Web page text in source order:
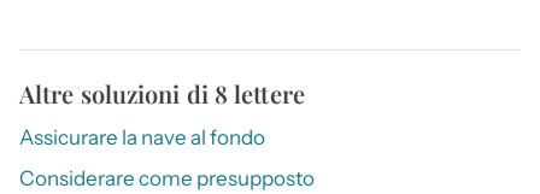
Altre soluzioni di 8 lettere
Assicurare la nave al fondo
Considerare come presupposto